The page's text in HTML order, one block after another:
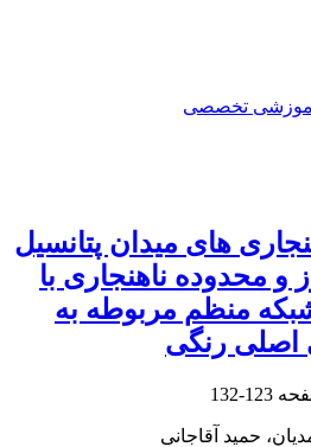
آموزشی تخصصی
های میدان پتانسیل
و محدوده ناهنجاری با
شبکه منظم مربوطه به
رنگی
123-132
حمید آقاجانی